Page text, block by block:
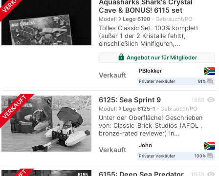
Aquasharks Shark's Crystal
Cave & BONUS! 6115 set
Modellnavigate_nextLego 6190 Gebraucht/PO
Tolles Classic Set. 100% komplett
(außer 1 der 2 Kristalle fehlt),
einschließlich Minifiguren,...
lock Angebot nur für Mitglieder
Verkauft
PBlokker
Privater Verkäufer 91% question_answer
VERKAUFT 6125: Sea Sprint 9
Modellnavigate_nextLego 6125-1 Gebraucht/PO
Unter der Oberfläche! Geschrieben
von: Classic_Brick_Studios (AFOL ,
bronze-rated reviewer) in...
1888 visibility
Verkauft
John
Privater Verkäufer 100% question_answer
6155: Deep Sea Predator 1939 visibility